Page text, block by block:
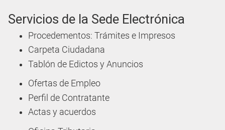
Servicios de la Sede Electrónica
Procedementos: Trámites e Impresos
Carpeta Ciudadana
Tablón de Edictos y Anuncios
Ofertas de Empleo
Perfil de Contratante
Actas y acuerdos